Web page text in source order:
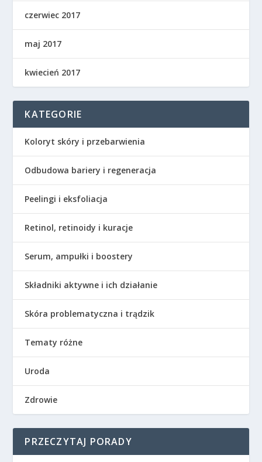
czerwiec 2017
maj 2017
kwiecień 2017
KATEGORIE
Koloryt skóry i przebarwienia
Odbudowa bariery i regeneracja
Peelingi i eksfoliacja
Retinol, retinoidy i kuracje
Serum, ampułki i boostery
Składniki aktywne i ich działanie
Skóra problematyczna i trądzik
Tematy różne
Uroda
Zdrowie
PRZECZYTAJ PORADY